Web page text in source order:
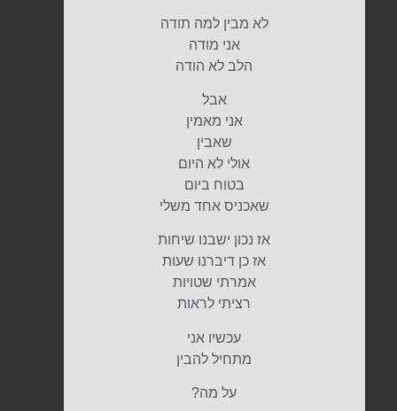
לא מבין למה תודה
אני מודה
הלב לא הודה
אבל
אני מאמין
שאבין
אולי לא היום
בטוח ביום
שאכניס אחד משלי
אז נכון ישבנו שיחות
אז כן דיברנו שעות
אמרתי שטויות
רציתי לראות
עכשיו אני
מתחיל להבין
על מה?